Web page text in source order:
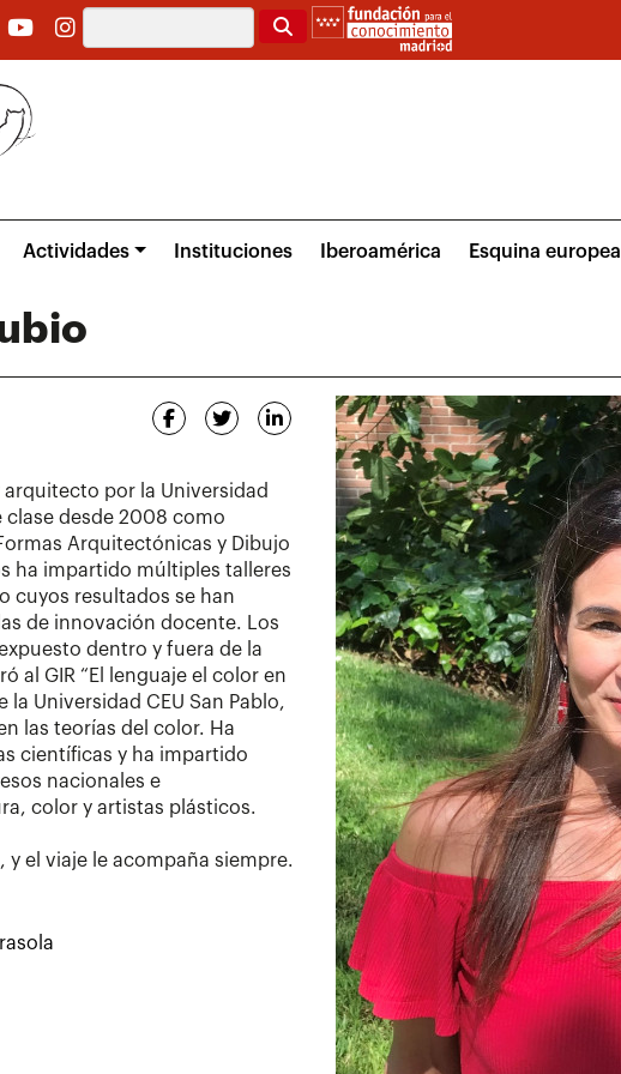
Buscar
Actividades Instituciones Iberoamérica Esquina europea
por la Universidad
clase desde 2008 como
Arquitectónicas y Dibujo
ha impartido múltiples talleres
cuyos resultados se han
de innovación docente. Los
dentro y fuera de la
al GIR “El lenguaje el color en
la Universidad CEU San Pablo,
las teorías del color. Ha
científicas y ha impartido
nacionales e
color y artistas plásticos.
el viaje le acompaña siempre.